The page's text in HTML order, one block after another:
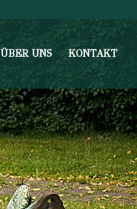
ÜBER UNS KONTAKT